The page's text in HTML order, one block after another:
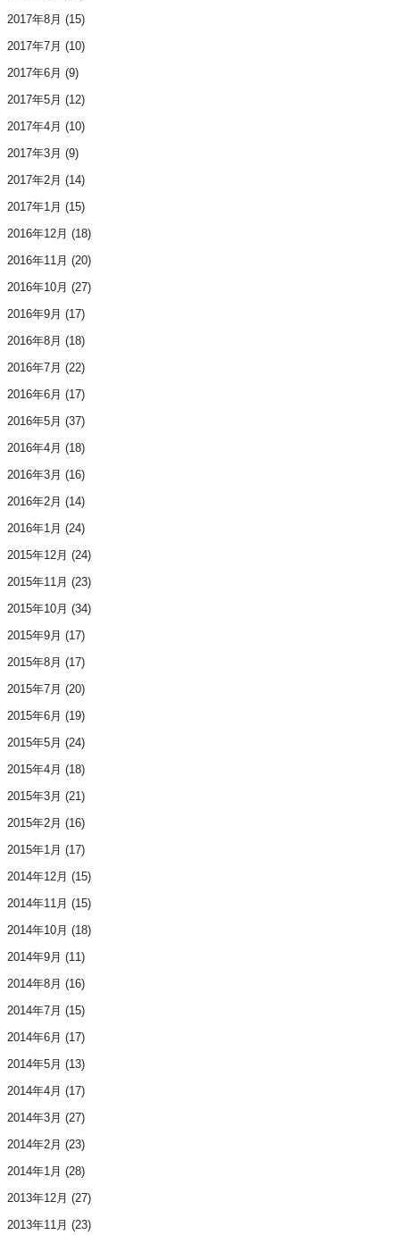
2017年8月 (15)
2017年7月 (10)
2017年6月 (9)
2017年5月 (12)
2017年4月 (10)
2017年3月 (9)
2017年2月 (14)
2017年1月 (15)
2016年12月 (18)
2016年11月 (20)
2016年10月 (27)
2016年9月 (17)
2016年8月 (18)
2016年7月 (22)
2016年6月 (17)
2016年5月 (37)
2016年4月 (18)
2016年3月 (16)
2016年2月 (14)
2016年1月 (24)
2015年12月 (24)
2015年11月 (23)
2015年10月 (34)
2015年9月 (17)
2015年8月 (17)
2015年7月 (20)
2015年6月 (19)
2015年5月 (24)
2015年4月 (18)
2015年3月 (21)
2015年2月 (16)
2015年1月 (17)
2014年12月 (15)
2014年11月 (15)
2014年10月 (18)
2014年9月 (11)
2014年8月 (16)
2014年7月 (15)
2014年6月 (17)
2014年5月 (13)
2014年4月 (17)
2014年3月 (27)
2014年2月 (23)
2014年1月 (28)
2013年12月 (27)
2013年11月 (23)